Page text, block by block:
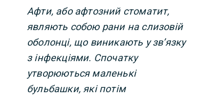
Афти, або афтозний стоматит,
являють собою рани на слизовій
оболонці, що виникають у зв’язку
з інфекціями. Спочатку
утворюються маленькі
бульбашки, які потім